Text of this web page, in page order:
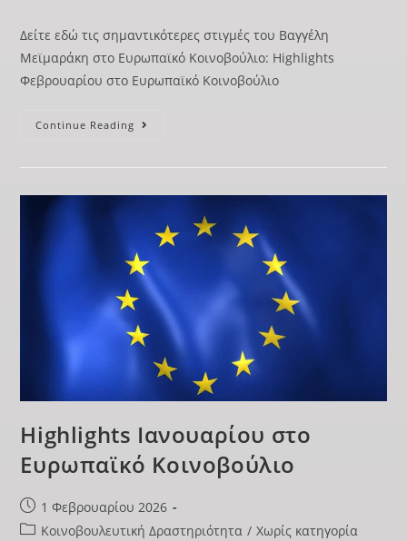
Δείτε εδώ τις σημαντικότερες στιγμές του Βαγγέλη
Μεϊμαράκη στο Ευρωπαϊκό Κοινοβούλιο: Highlights
Φεβρουαρίου στο Ευρωπαϊκό Κοινοβούλιο
Continue Reading
Highlights Ιανουαρίου στο
Ευρωπαϊκό Κοινοβούλιο
1 Φεβρουαρίου 2026
Κοινοβουλευτική Δραστηριότητα / Χωρίς κατηγορία